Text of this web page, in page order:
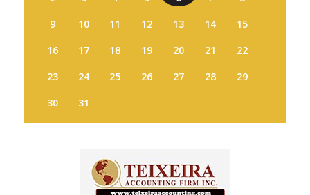
9
10 11 12 13 14
15
16
17 18 19 20 21
22
23
24 25 26 27 28
29
30
31